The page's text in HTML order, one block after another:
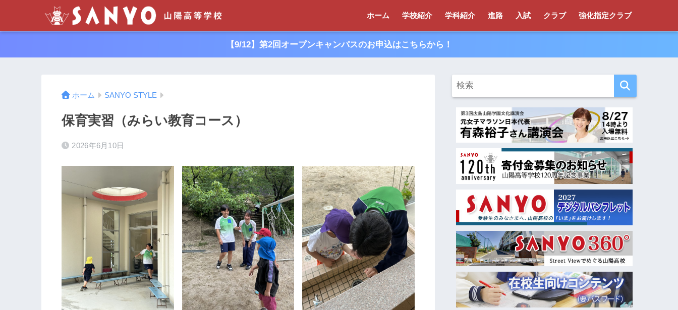
ホーム 学校紹介 学科紹介 進路 入試 クラブ 強化指定クラブ
【9/12】第2回オープンキャンパスのお申込はこちらから！
ホーム SANYO STYLE
保育実習（みらい教育コース）
2026年6月10日